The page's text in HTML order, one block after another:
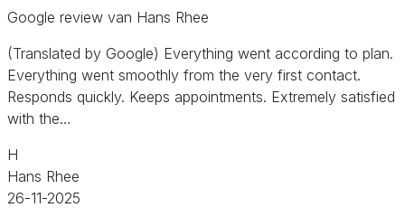
Google review van Hans Rhee
(Translated by Google) Everything went according to plan.
Everything went smoothly from the very first contact.
Responds quickly. Keeps appointments. Extremely satisfied
with the…
H
Hans Rhee
26-11-2025